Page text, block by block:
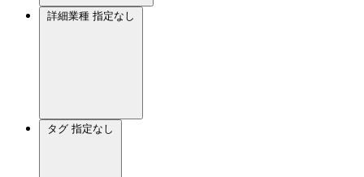
詳細業種 指定なし
タグ 指定なし